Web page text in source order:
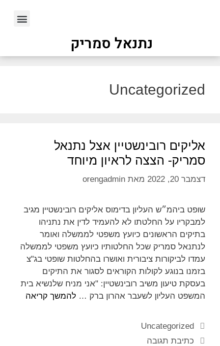
נתנאל סמריק
Uncategorized
אליקים רובינשטיין אצל נתנאל
סמריק- הצצה לראיון מיוחד
דצמבר 20, 2022 מאת orengadmin
שופט ביהמ״ש העליון בדימוס אליקים רובינשטיין מגיב
למבקריו על החלטתו לא להעמיד לדין את נתניהו
בתיקים הראשונים כיועץ משפטי לממשלה ואומר
לנתנאל סמריק שכל החלטותיו כיועץ משפטי לממשלה
עמדו לביקורות ציבורית ואושרו בהחלטות שופטי בג"צ
בזמנו בנוגע לקולות הקוראים לסגור את התיקים
בעסקת טיעון משיב רובינשטיין: "אני מניח שלנשיא בית
המשפט העליון לשעבר אהרון ברק … להמשך קריאה
Uncategorized
כתיבת תגובה